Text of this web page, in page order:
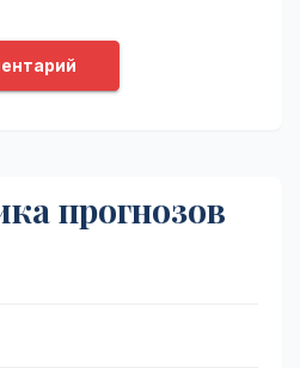
прогнозов